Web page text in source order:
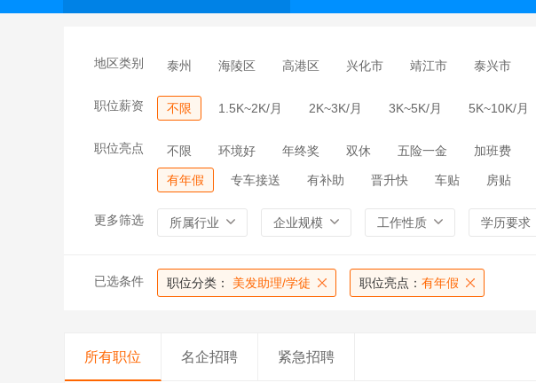
地区类别 泰州 海陵区 高港区 兴化市 靖江市 泰兴市
职位薪资 不限 1.5K~2K/月 2K~3K/月 3K~5K/月 5K~10K/月
职位亮点 不限 环境好 年终奖 双休 五险一金 加班费
有年假 专车接送 有补助 晋升快 车贴 房贴
更多筛选 所属行业 企业规模 工作性质 学历要求
已选条件 职位分类： 美发助理/学徒 职位亮点： 有年假
所有职位 名企招聘 紧急招聘